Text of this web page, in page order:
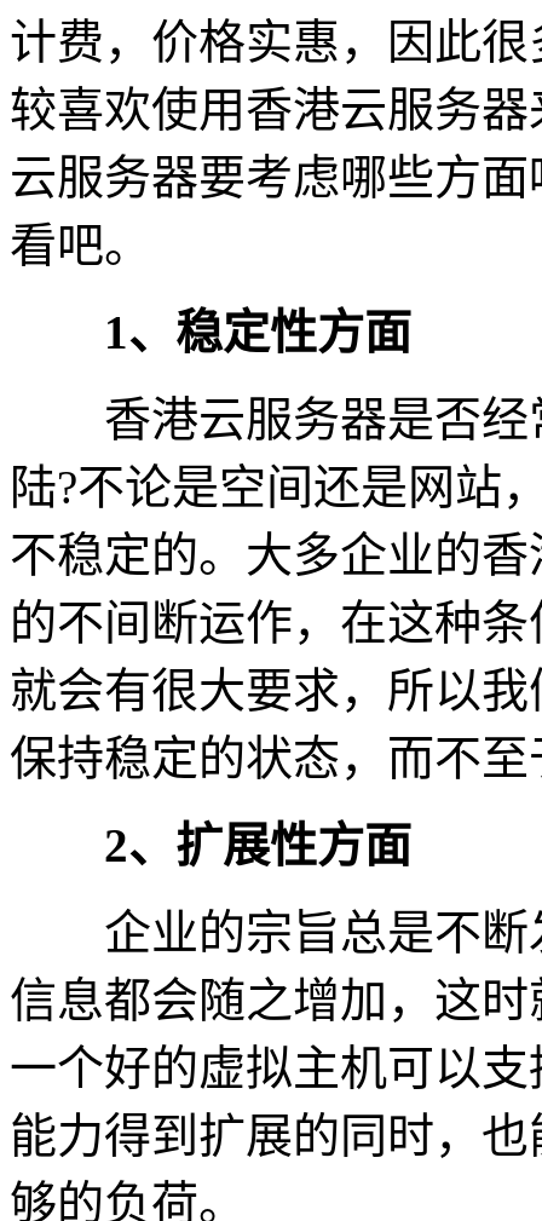
计费，价格实惠，因此
较喜欢使用香港云服务
云服务器要考虑哪些方
看吧。
1、稳定性方面
香港云服务器是否经
陆?不论是空间还是网站
不稳定的。大多企业的
的不间断运作，在这种
就会有很大要求，所以
保持稳定的状态，而不
2、扩展性方面
企业的宗旨总是不断
信息都会随之增加，这
一个好的虚拟主机可以
能力得到扩展的同时，
够的负荷。